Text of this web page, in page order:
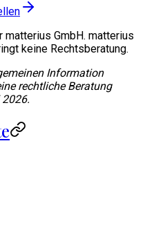
matterius GmbH. matterius
keine Rechtsberatung.
Information
rechtliche Beratung